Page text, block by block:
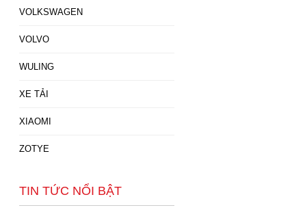
VOLKSWAGEN
VOLVO
WULING
XE TẢI
XIAOMI
ZOTYE
TIN TỨC NỔI BẬT